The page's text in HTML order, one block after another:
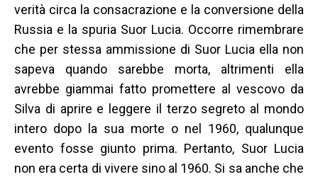
verità circa la consacrazione e la conversione della
Russia e la spuria Suor Lucia. Occorre rimembrare
che per stessa ammissione di Suor Lucia ella non
sapeva quando sarebbe morta, altrimenti ella
avrebbe giammai fatto promettere al vescovo da
Silva di aprire e leggere il terzo segreto al mondo
intero dopo la sua morte o nel 1960, qualunque
evento fosse giunto prima. Pertanto, Suor Lucia
non era certa di vivere sino al 1960. Si sa anche che